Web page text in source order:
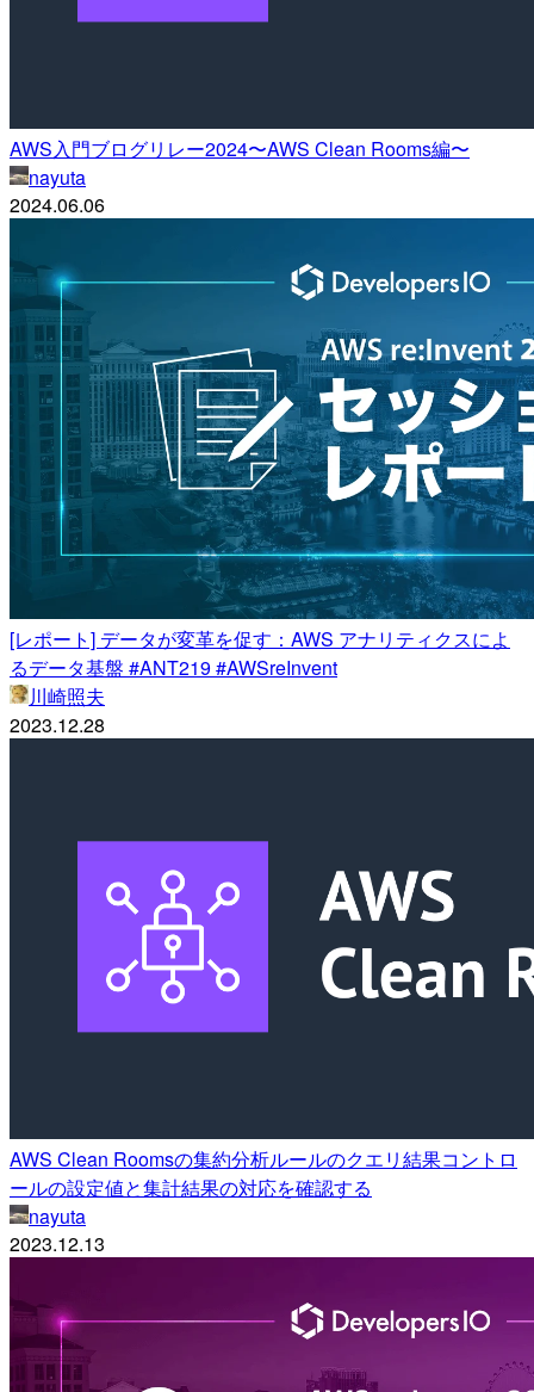
AWS入門ブログリレー2024〜AWS Clean Rooms編〜
nayuta
2024.06.06
[レポート] データが変革を促す：AWS アナリティクスによ
るデータ基盤 #ANT219 #AWSreInvent
川崎照夫
2023.12.28
AWS Clean Roomsの集約分析ルールのクエリ結果コントロ
ールの設定値と集計結果の対応を確認する
nayuta
2023.12.13